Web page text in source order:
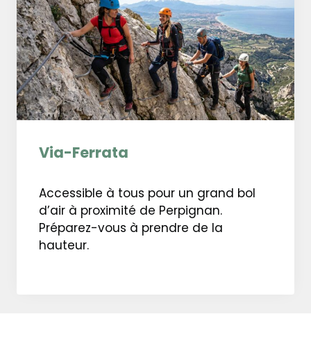
Via-Ferrata
Accessible à tous pour un grand bol
d’air à proximité de Perpignan.
Préparez-vous à prendre de la
hauteur.